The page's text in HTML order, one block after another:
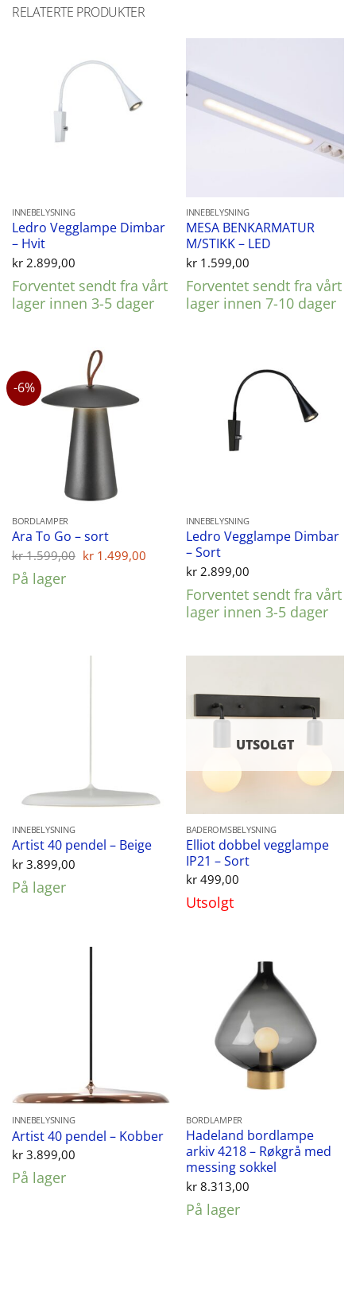
RELATERTE PRODUKTER
INNEBELYSNING
Ledro Vegglampe Dimbar
– Hvit
kr2.899,00
Forventet sendt fra vårt
lager innen 3-5 dager
INNEBELYSNING
MESA BENKARMATUR
M/STIKK – LED
kr1.599,00
Forventet sendt fra vårt
lager innen 7-10 dager
-6%
BORDLAMPER
Ara To Go – sort
kr1.599,00 Opprinnelig
kr 1.499,00 Nåværende
kr 1.499,00.
På lager
INNEBELYSNING
Ledro Vegglampe Dimbar
– Sort
kr2.899,00
Forventet sendt fra vårt
lager innen 3-5 dager
INNEBELYSNING
Artist 40 pendel – Beige
kr3.899,00
På lager
UTSOLGT
BADEROMSBELYSNING
Elliot dobbel vegglampe
IP21 – Sort
kr499,00
Utsolgt
INNEBELYSNING
Artist 40 pendel – Kobber
kr3.899,00
På lager
BORDLAMPER
Hadeland bordlampe
arkiv 4218 – Røkgrå med
messing sokkel
kr8.313,00
På lager